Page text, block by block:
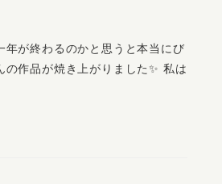
が終わるのかと思うと本当にび
作品が焼き上がりました✨ 私は